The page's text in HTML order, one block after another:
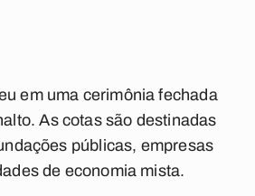
em uma cerimônia fechada
As cotas são destinadas
públicas, empresas
de economia mista.